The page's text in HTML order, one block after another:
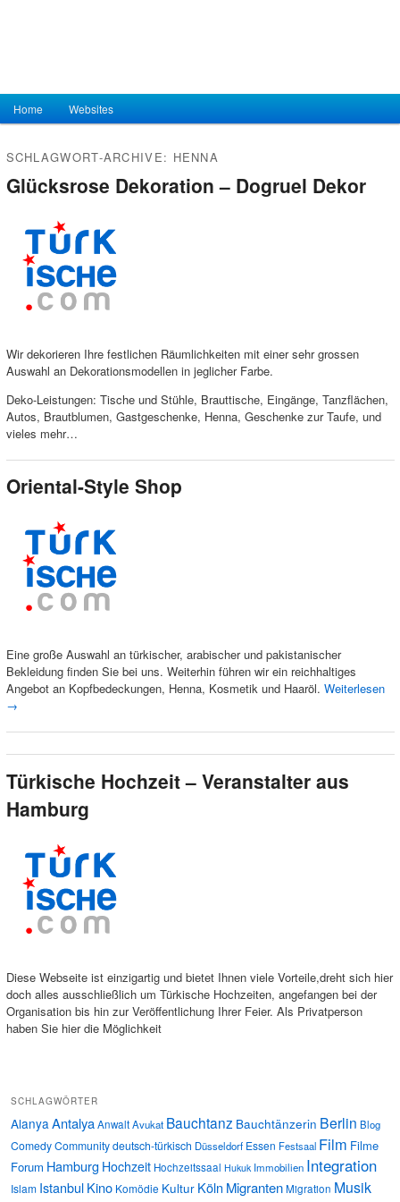
Hauptmenü
Zum Inhalt wechseln
Zum sekundären Inhalt wechseln
Home Websites
SCHLAGWORT-ARCHIVE: HENNA
Glücksrose Dekoration – Dogruel Dekor
Wir dekorieren Ihre festlichen Räumlichkeiten mit einer sehr grossen
Auswahl an Dekorationsmodellen in jeglicher Farbe.
Deko-Leistungen: Tische und Stühle, Brauttische, Eingänge, Tanzflächen,
Autos, Brautblumen, Gastgeschenke, Henna, Geschenke zur Taufe, und
vieles mehr…
Oriental-Style Shop
Eine große Auswahl an türkischer, arabischer und pakistanischer
Bekleidung finden Sie bei uns. Weiterhin führen wir ein reichhaltiges
Angebot an Kopfbedeckungen, Henna, Kosmetik und Haaröl. Weiterlesen
→
Türkische Hochzeit – Veranstalter aus
Hamburg
Diese Webseite ist einzigartig und bietet Ihnen viele Vorteile,dreht sich hier
doch alles ausschließlich um Türkische Hochzeiten, angefangen bei der
Organisation bis hin zur Veröffentlichung Ihrer Feier. Als Privatperson
haben Sie hier die Möglichkeit
SCHLAGWÖRTER
AlanyaAntalyaAnwaltAvukat Bauchtanz Bauchtänzerin Berlin Blog
ComedyCommunitydeutsch-türkisch Düsseldorf Essen Festsaal Film Filme
Forum Hamburg Hochzeit Hochzeitssaal Hukuk Immobilien Integration
Islam IstanbulKino Komödie Kultur Köln MigrantenMigration Musik